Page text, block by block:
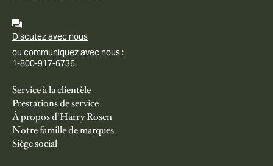
Discutez avec nous
ou communiquez avec nous :
1-800-917-6736.
Service à la clientèle
Prestations de service
À propos d'Harry Rosen
Notre famille de marques
Siège social